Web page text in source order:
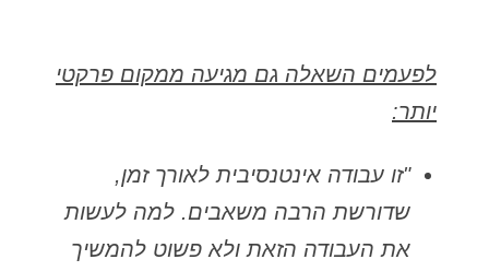
לפעמים השאלה גם מגיעה ממקום פרקטי
יותר:
"זו עבודה אינטנסיבית לאורך זמן,
שדורשת הרבה משאבים. למה לעשות
את העבודה הזאת ולא פשוט להמשיך